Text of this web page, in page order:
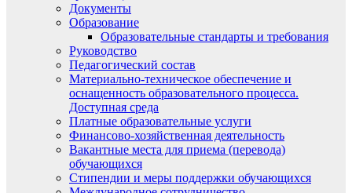
Документы
Образование
Образовательные стандарты и требования
Руководство
Педагогический состав
Материально-техническое обеспечение и
оснащенность образовательного процесса.
Доступная среда
Платные образовательные услуги
Финансово-хозяйственная деятельность
Вакантные места для приема (перевода)
обучающихся
Стипендии и меры поддержки обучающихся